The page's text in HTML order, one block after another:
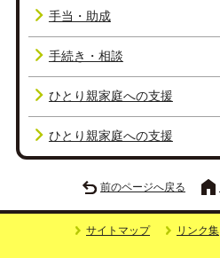
手当・助成
手続き・相談
ひとり親家庭への支援
ひとり親家庭への支援
前のページへ戻る
サイトマップ リンク集